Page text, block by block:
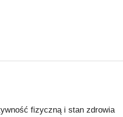
fizyczną i stan zdrowia